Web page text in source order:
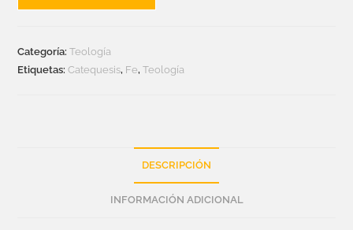
Categoría:Teología
Etiquetas:Catequesis, Fe,Teología
DESCRIPCIÓN
INFORMACIÓN ADICIONAL